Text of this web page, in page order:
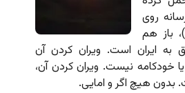
روی
باز هم
به ایران است. ویران کردن آن
خودکامه نیست. ویران کردن آن،
بدون هیچ اگر و امایی.